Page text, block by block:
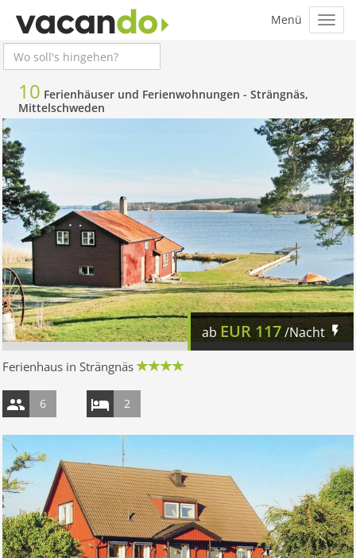
10 Ferienhäuser und Ferienwohnungen - Strängnäs,
Mittelschweden
ab EUR 117/Nacht
Ferienhaus in Strängnäs
6 2